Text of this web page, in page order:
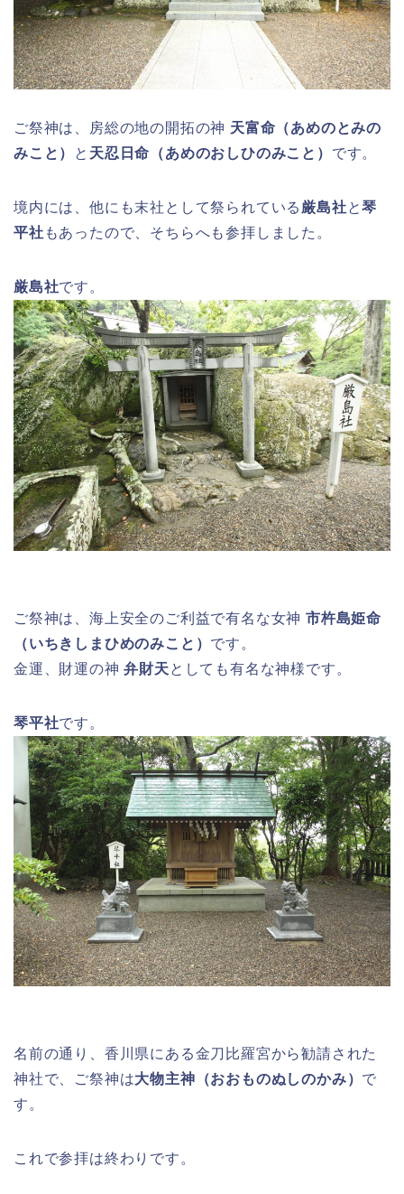
ご祭神は、房総の地の開拓の神 天富命（あめのとみの
みこと）
と 天忍日命（あめのおしひのみこと） です。
境内には、他にも末社として祭られている 厳島社と琴
平社 もあったので、そちらへも参拝しました。
厳島社です。
ご祭神は、海上安全のご利益で有名な女神 市杵島姫命
（いちきしまひめのみこと） です。
金運、財運の神弁財天としても有名な神様です。
琴平社です。
名前の通り、香川県にある金刀比羅宮から勧請された
神社で、ご祭神は大物主神（おおものぬしのかみ） で
す。
これで参拝は終わりです。